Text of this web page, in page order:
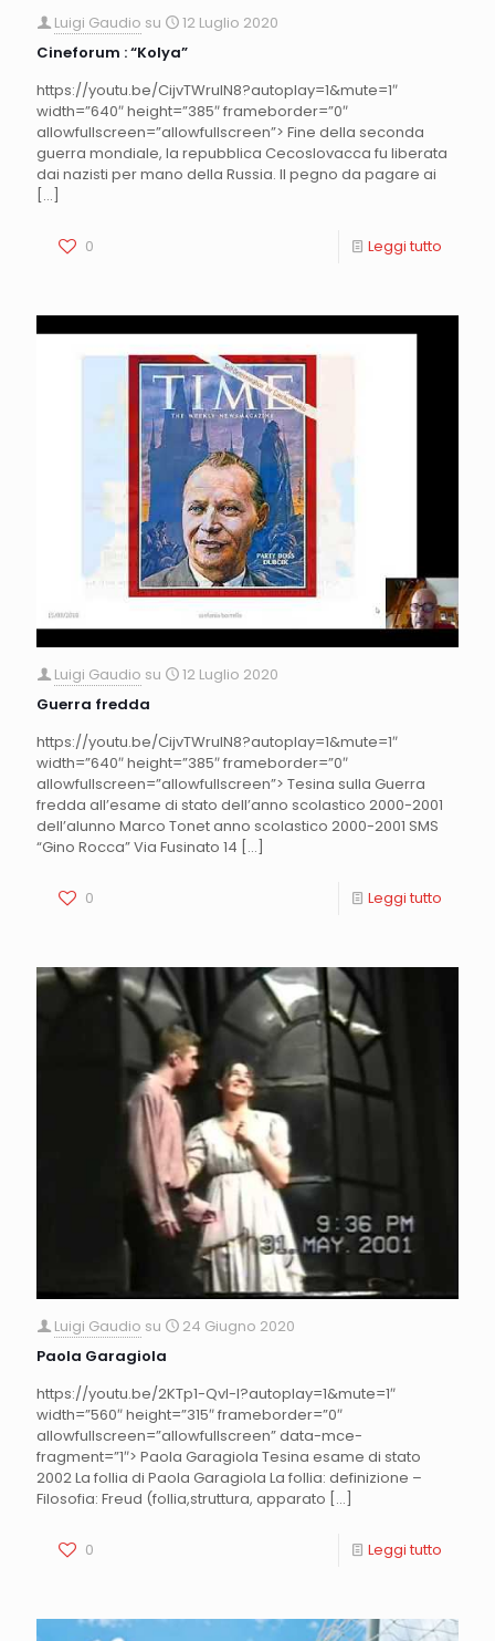
Luigi Gaudio su
12 Luglio 2020
Cineforum : “Kolya”
https://youtu.be/CijvTWrulN8?autoplay=1&mute=1″
width=”640″ height=”385″ frameborder=”0″
allowfullscreen=”allowfullscreen”> Fine della seconda
guerra mondiale, la repubblica Cecoslovacca fu liberata
dai nazisti per mano della Russia. Il pegno da pagare ai
[…]
0 Leggi tutto
Luigi Gaudio su
12 Luglio 2020
Guerra fredda
https://youtu.be/CijvTWrulN8?autoplay=1&mute=1″
width=”640″ height=”385″ frameborder=”0″
allowfullscreen=”allowfullscreen”> Tesina sulla Guerra
fredda all’esame di stato dell’anno scolastico 2000-2001
dell’alunno Marco Tonet anno scolastico 2000-2001 SMS
“Gino Rocca” Via Fusinato 14 […]
0 Leggi tutto
Luigi Gaudio su
24 Giugno 2020
Paola Garagiola
https://youtu.be/2KTp1-QvI-I?autoplay=1&mute=1″
width=”560″ height=”315″ frameborder=”0″
allowfullscreen=”allowfullscreen” data-mce-
fragment=”1″> Paola Garagiola Tesina esame di stato
2002 La follia di Paola Garagiola La follia: definizione –
Filosofia: Freud (follia,struttura, apparato […]
0 Leggi tutto